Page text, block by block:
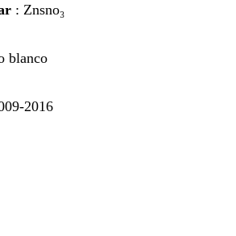
: Znsno₃
blanco
2016